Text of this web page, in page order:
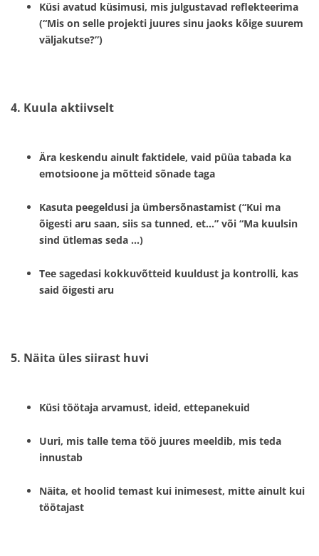
Küsi avatud küsimusi, mis julgustavad reflekteerima
(“Mis on selle projekti juures sinu jaoks kõige suurem
väljakutse?”)
4. Kuula aktiivselt
Ära keskendu ainult faktidele, vaid püüa tabada ka
emotsioone ja mõtteid sõnade taga
Kasuta peegeldusi ja ümbersõnastamist (“Kui ma
õigesti aru saan, siis sa tunned, et…” või “Ma kuulsin
sind ütlemas seda …)
Tee sagedasi kokkuvõtteid kuuldust ja kontrolli, kas
said õigesti aru
5. Näita üles siirast huvi
Küsi töötaja arvamust, ideid, ettepanekuid
Uuri, mis talle tema töö juures meeldib, mis teda
innustab
Näita, et hoolid temast kui inimesest, mitte ainult kui
töötajast